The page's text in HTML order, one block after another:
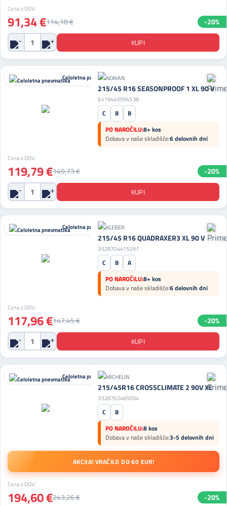
Cena z DDV:
91,34 €114,18 € -20%
Celoletna pnevmatika
215/45 R16 SEASONPROOF 1 XL 90 V
6419440594538
C B
B
PO NAROČILU:8+ kos
Dobava v naše skladišče:6 delovnih dni
Cena z DDV:
119,79 €149,73 € -20%
Celoletna pnevmatika
215/45 R16 QUADRAXER3 XL 90 V
3528704415267
C B
A
PO NAROČILU:8+ kos
Dobava v naše skladišče:6 delovnih dni
Cena z DDV:
117,96 €147,45 € -20%
Celoletna pnevmatika
215/45R16 CROSSCLIMATE 2 90V XL
3528702465004
C
B
PO NAROČILU:8 kos
Dobava v naše skladišče:3-5 delovnih dni
AKCIJA! VRAČILO DO 60 EUR!
Cena z DDV:
194,60 €243,26 € -20%